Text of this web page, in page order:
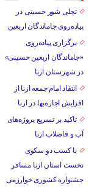
تجلی شور حسینی در
پیاده‌روی جاماندگان اربعین
برگزاری پیاده‌روی
«جاماندگان اربعین حسینی»
در شهرستان ازنا
انتقاد امام جمعه ازنا از
افزایش اجاره‌بها در ازنا
تاکید بر تسریع پروژه‌های
آب و فاضلاب ازنا
با کسب دو سکوی
نخست استان ازنا مسافر
جشنواره کشوری خوارزمی